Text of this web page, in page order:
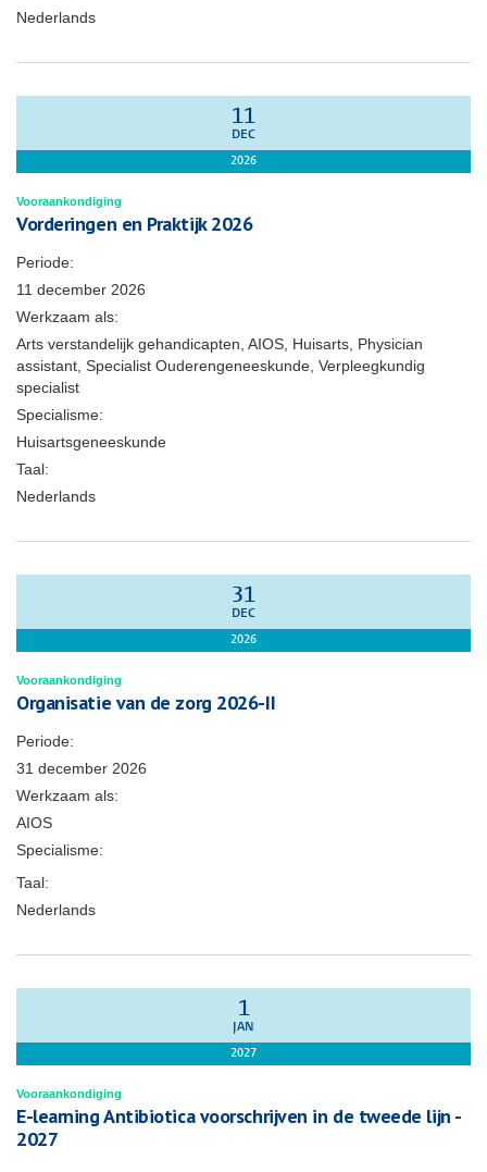
Nederlands
11
DEC
2026
Vooraankondiging
Vorderingen en Praktijk 2026
Periode:
11 december 2026
Werkzaam als:
Arts verstandelijk gehandicapten, AIOS, Huisarts, Physician
assistant, Specialist Ouderengeneeskunde, Verpleegkundig
specialist
Specialisme:
Huisartsgeneeskunde
Taal:
Nederlands
31
DEC
2026
Vooraankondiging
Organisatie van de zorg 2026-II
Periode:
31 december 2026
Werkzaam als:
AIOS
Specialisme:
Taal:
Nederlands
1
JAN
2027
Vooraankondiging
E-learning Antibiotica voorschrijven in de tweede lijn -
2027